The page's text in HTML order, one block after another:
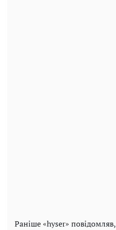
Раніше «hyser» повідомляв,